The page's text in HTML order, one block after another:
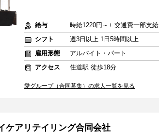
給与
時給1220円～+ 交通費一部支給
シフト
週3日以上 1日5時間以上
雇用形態
アルバイト・パート
アクセス
住道駅 徒歩18分
愛グループ（合同募集）の求人一覧を見る
ケアリテイリング合同会社